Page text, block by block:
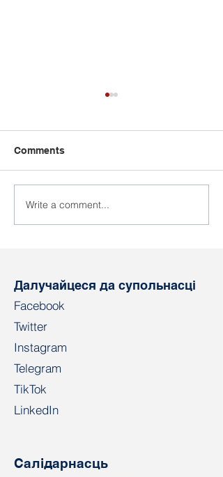
Прафсаюзную
актывістку прымусова
Comments
Write a comment...
Далучайцеся да супольнасці
Facebook
Twitter
Instagram
Telegram
TikTok
LinkedIn
Салідарнасць